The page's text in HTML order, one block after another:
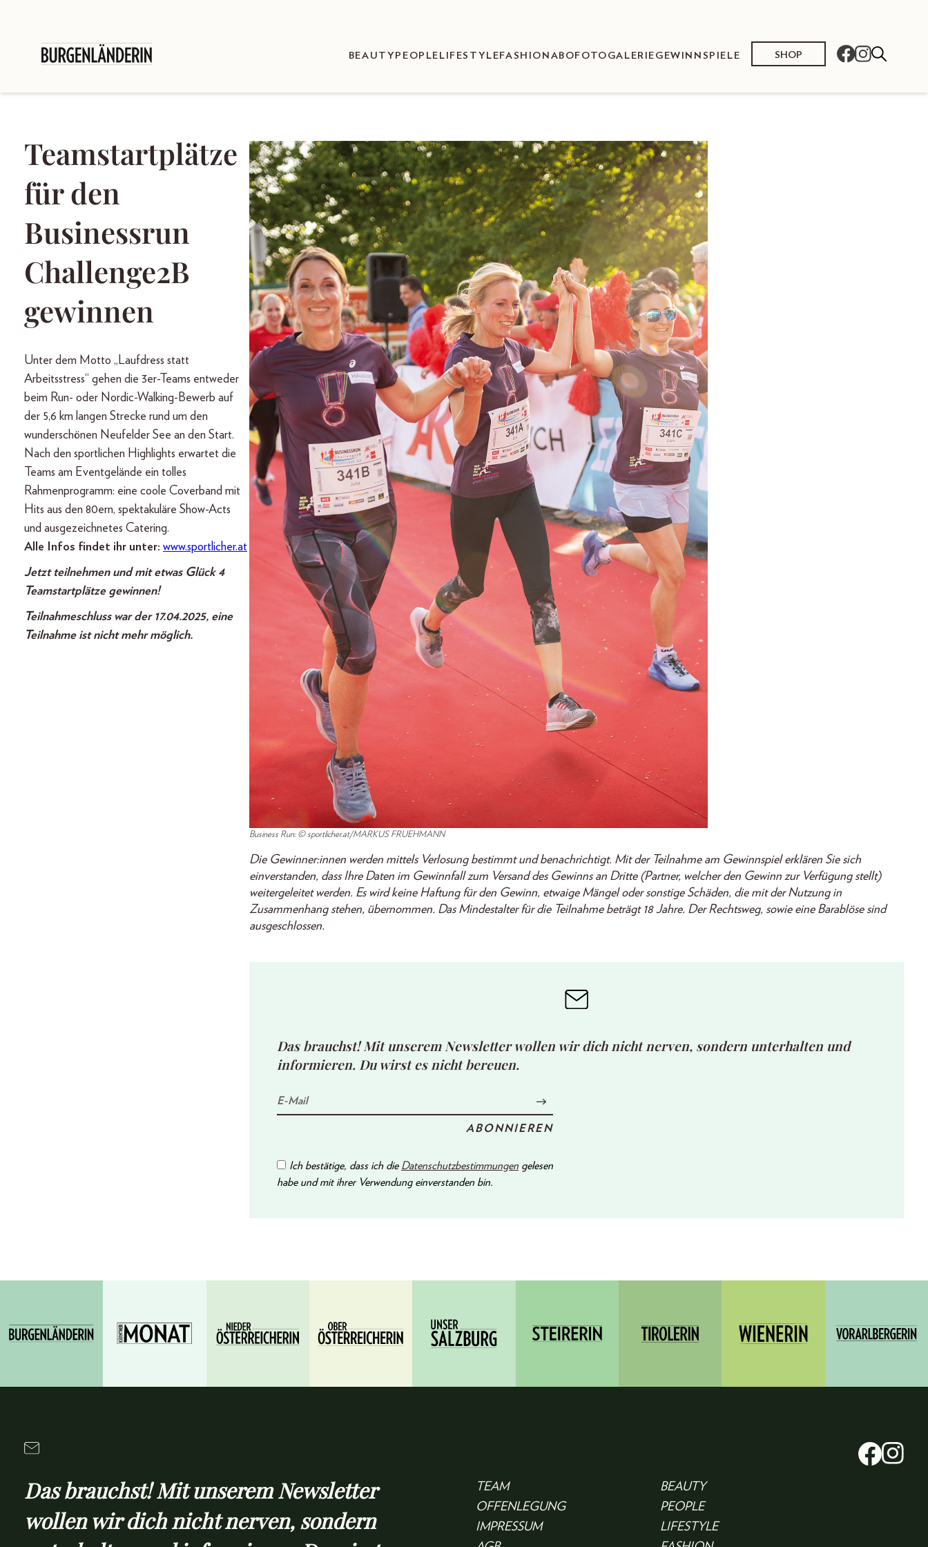
BEAUTY PEOPLE LIFESTYLEFASHION ABOFOTOGALERIE GEWINNSPIELE SHOP
Teamstartplätze
für den
Businessrun
Challenge2B
gewinnen
Unter dem Motto „Laufdress statt
Arbeitsstress“ gehen die 3er-Teams entweder
beim Run- oder Nordic-Walking-Bewerb auf
der 5,6 km langen Strecke rund um den
wunderschönen Neufelder See an den Start.
Nach den sportlichen Highlights erwartet die
Teams am Eventgelände ein tolles
Rahmenprogramm: eine coole Coverband mit
Hits aus den 80ern, spektakuläre Show-Acts
und ausgezeichnetes Catering.
Alle Infos findet ihr unter: www.sportlicher.at
Jetzt teilnehmen und mit etwas Glück 4
Teamstartplätze gewinnen!
Teilnahmeschluss war der 17.04.2025, eine
Teilnahme ist nicht mehr möglich.
Business Run: © sportlicher.at/MARKUS FRUEHMANN
Die Gewinner:innen werden mittels Verlosung bestimmt und benachrichtigt. Mit der Teilnahme am Gewinnspiel erklären Sie sich
einverstanden, dass Ihre Daten im Gewinnfall zum Versand des Gewinns an Dritte (Partner, welcher den Gewinn zur Verfügung stellt)
weitergeleitet werden. Es wird keine Haftung für den Gewinn, etwaige Mängel oder sonstige Schäden, die mit der Nutzung in
Zusammenhang stehen, übernommen. Das Mindestalter für die Teilnahme beträgt 18 Jahre. Der Rechtsweg, sowie eine Barablöse sind
ausgeschlossen.
Das brauchst! Mit unserem Newsletter wollen wir dich nicht nerven, sondern unterhalten und
informieren. Du wirst es nicht bereuen.
Ich bestätige, dass ich die Datenschutzbestimmungengelesen
habe und mit ihrer Verwendung einverstanden bin.
Das brauchst! Mit unserem Newsletter
wollen wir dich nicht nerven, sondern
TEAM
OFFENLEGUNG
IMPRESSUM
BEAUTY
PEOPLE
LIFESTYLE